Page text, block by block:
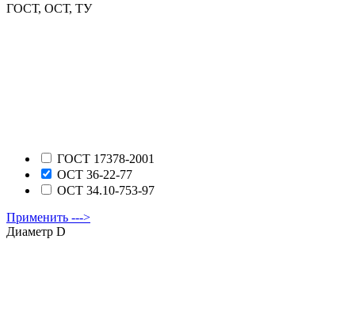
ГОСТ, ОСТ, ТУ
ГОСТ 17378-2001
ОСТ 36-22-77
ОСТ 34.10-753-97
Применить --->
Диаметр D